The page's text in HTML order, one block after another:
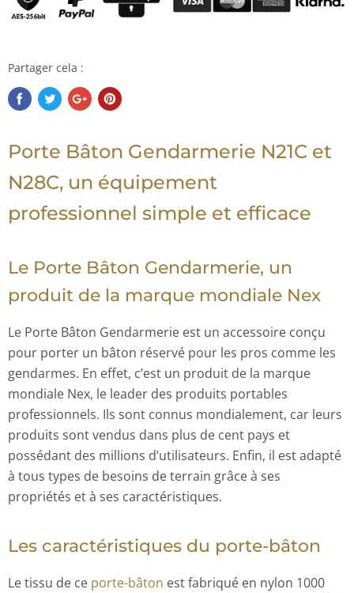
Partager cela :
Porte Bâton Gendarmerie N21C et
N28C, un équipement
professionnel simple et efficace
Le Porte Bâton Gendarmerie, un
produit de la marque mondiale Nex
Le Porte Bâton Gendarmerie est un accessoire conçu
pour porter un bâton réservé pour les pros comme les
gendarmes. En effet, c’est un produit de la marque
mondiale Nex, le leader des produits portables
professionnels. Ils sont connus mondialement, car leurs
produits sont vendus dans plus de cent pays et
possédant des millions d’utilisateurs. Enfin, il est adapté
à tous types de besoins de terrain grâce à ses
propriétés et à ses caractéristiques.
Les caractéristiques du porte-bâton
Le tissu de ce porte-bâton est fabriqué en nylon 1000